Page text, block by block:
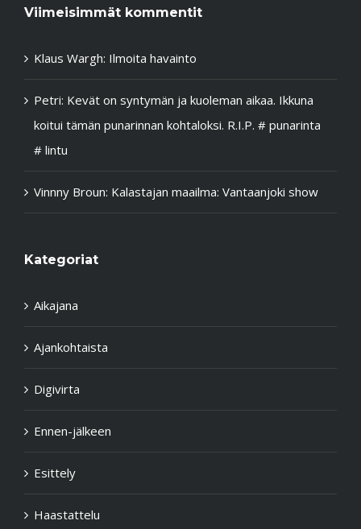
Viimeisimmät kommentit
Klaus Wargh: Ilmoita havainto
Petri: Kevät on syntymän ja kuoleman aikaa. Ikkuna
koitui tämän punarinnan kohtaloksi. R.I.P. # punarinta
# lintu
Vinnny Broun: Kalastajan maailma: Vantaanjoki show
Kategoriat
Aikajana
Ajankohtaista
Digivirta
Ennen-jälkeen
Esittely
Haastattelu